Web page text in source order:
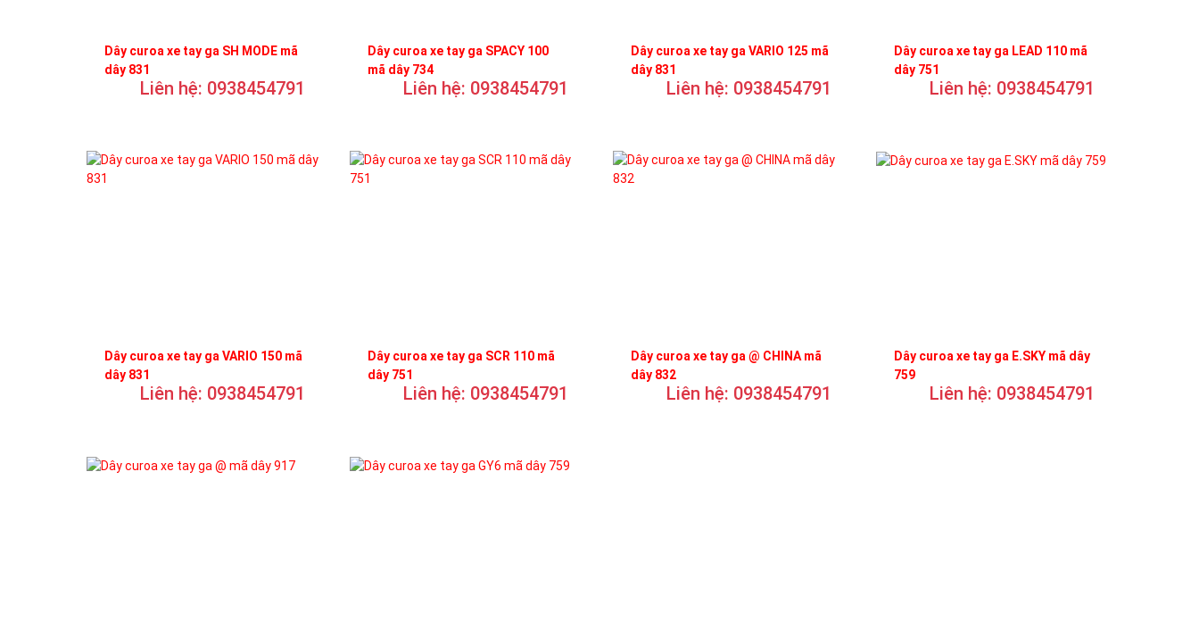
Dây curoa xe tay ga SH MODE mã
dây 831
Liên hệ: 0938454791
Dây curoa xe tay ga SPACY 100
mã dây 734
Liên hệ: 0938454791
Dây curoa xe tay ga VARIO 125 mã
dây 831
Liên hệ: 0938454791
Dây curoa xe tay ga LEAD 110 mã
dây 751
Liên hệ: 0938454791
Dây curoa xe tay ga VARIO 150 mã
dây 831
Liên hệ: 0938454791
Dây curoa xe tay ga SCR 110 mã
dây 751
Liên hệ: 0938454791
Dây curoa xe tay ga @ CHINA mã
dây 832
Liên hệ: 0938454791
Dây curoa xe tay ga E.SKY mã dây
759
Liên hệ: 0938454791